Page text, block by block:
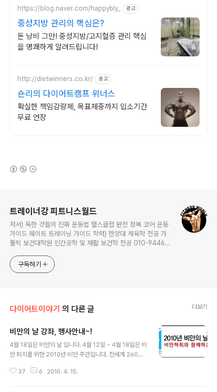
https://blog.naver.com/happybly_ 광고
중성지방 관리의 핵심은?
돈 낭비 그만! 중성지방/고지혈증 관리 핵심
을 명쾌하게 알려드립니다!
http://dietwinners.co.kr/ 광고
숀리의 다이어트캠프 위너스
확실한 책임감량제, 목표체중까지 입소기간
무료 연장
트레이너강 피트니스월드
저서) 독한 것들의 진짜 운동법 핼스클럽 완전 정복 코어 운동
가이드 웨이트 트레이닝 가이드 학력) 한양대 체육학 전공 가
톨릭 보건대학원 인간공학 및 재활 보건학 전공 010-9446-
구독하기
다이어트이야기 의 다른 글 더보기
비만의 날 강좌, 행사안내~!
4월 18일은 비만의 날 입니다. 4월 12일 ~ 4월 18일은 비
만 퇴치를 위한 2010년 비만 주간입니다. 전세계 260만
다. 대한비만학회는 2010년 4월 18일, 2010년 비만의
37 6 2010. 4. 15.